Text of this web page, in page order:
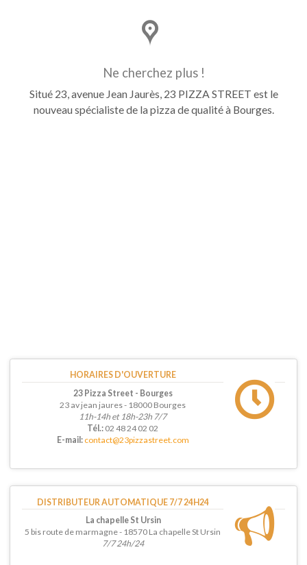
Ne cherchez plus !
Situé 23, avenue Jean Jaurès, 23 PIZZA STREET est le
nouveau spécialiste de la pizza de qualité à Bourges.
HORAIRES D'OUVERTURE
23 Pizza Street - Bourges
23 av jean jaures - 18000 Bourges
11h-14h et 18h-23h 7/7
Tél.: 02 48 24 02 02
E-mail: contact@23pizzastreet.com
DISTRIBUTEUR AUTOMATIQUE 7/7 24H24
La chapelle St Ursin
5 bis route de marmagne - 18570 La chapelle St Ursin
7/7 24h/24